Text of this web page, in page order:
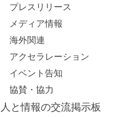
プレスリリース
メディア情報
海外関連
アクセラレーション
イベント告知
協賛・協力
人と情報の交流掲示板